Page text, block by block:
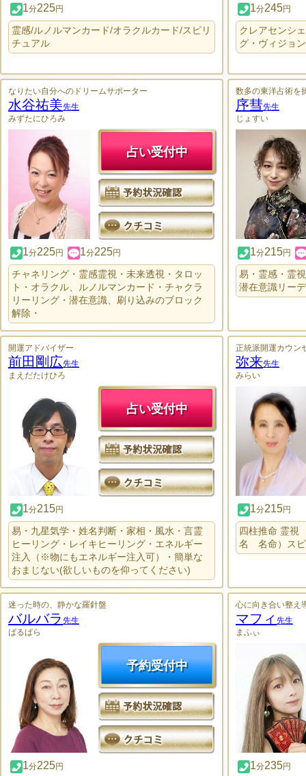
1分225円
霊感/ルノルマンカード/オラクルカード/スピリ
チュアル
1分245円
クレアセンシ
グ・ヴィジョ
なりたい自分へのドリームサポーター
水谷祐美先生
みずたにひろみ
占い受付中
1分225円 1分225円
チャネリング・霊感霊視・未来透視・タロッ
ト・オラクル、ルノルマンカード・チャクラ
リーリング・潜在意識、刷り込みのブロック
解除・
数多の東洋占術を
序彗先生
じょすい
1分215円
易・霊感・霊
潜在意識リー
開運アドバイザー
前田剛広先生
まえだたけひろ
占い受付中
1分215円
易・九星気学・姓名判断・家相・風水・言霊
ヒーリング・レイキヒーリング・エネルギー
注入（※物にもエネルギー注入可）・簡単な
おまじない(欲しいものを仰ってください)
正統派開運カウン
弥来先生
みらい
1分215円
四柱推命 霊
名 名命）スピ
迷った時の、静かな羅針盤
バルバラ 先生
ばるばら
予約受付中
1分225円
心に向き合い整え
マフィ 先生
まふぃ
1分235円